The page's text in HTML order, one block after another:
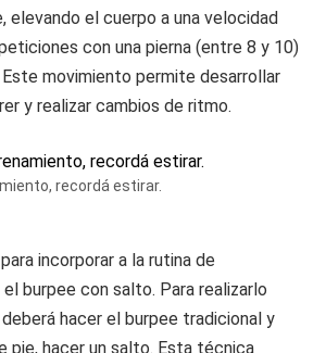
elevando el cuerpo a una velocidad
con una pierna (entre 8 y 10)
movimiento permite desarrollar
y realizar cambios de ritmo.
recordá estirar.
para incorporar a la rutina de
el burpee con salto. Para realizarlo
hacer el burpee tradicional y
pie, hacer un salto. Esta técnica